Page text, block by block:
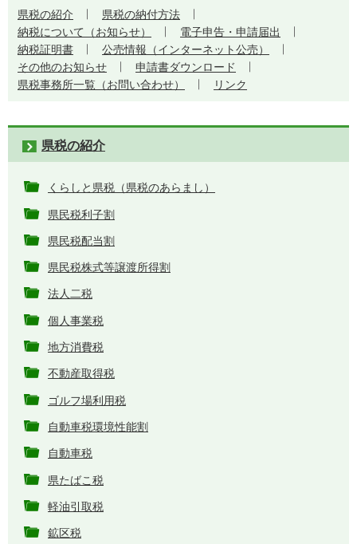
県税の紹介
県税の納付方法
納税について（お知らせ）
電子申告・申請届出
納税証明書
公売情報（インターネット公売）
その他のお知らせ
申請書ダウンロード
県税事務所一覧（お問い合わせ）
リンク
県税の紹介
くらしと県税（県税のあらまし）
県民税利子割
県民税配当割
県民税株式等譲渡所得割
法人二税
個人事業税
地方消費税
不動産取得税
ゴルフ場利用税
自動車税環境性能割
自動車税
県たばこ税
軽油引取税
鉱区税